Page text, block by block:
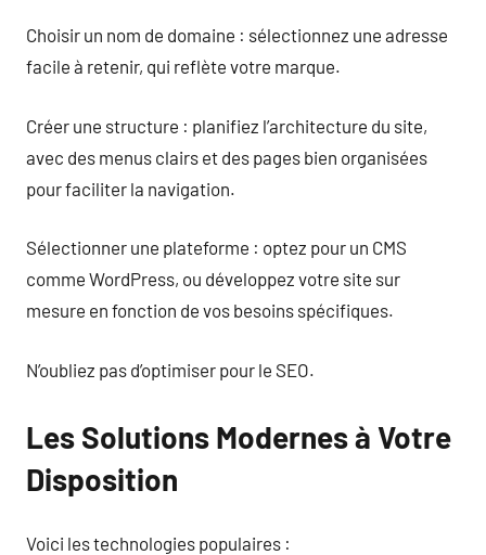
Choisir un nom de domaine : sélectionnez une adresse
facile à retenir, qui reflète votre marque.
Créer une structure : planifiez l’architecture du site,
avec des menus clairs et des pages bien organisées
pour faciliter la navigation.
Sélectionner une plateforme : optez pour un CMS
comme WordPress, ou développez votre site sur
mesure en fonction de vos besoins spécifiques.
N’oubliez pas d’optimiser pour le SEO.
Les Solutions Modernes à Votre
Disposition
Voici les technologies populaires :